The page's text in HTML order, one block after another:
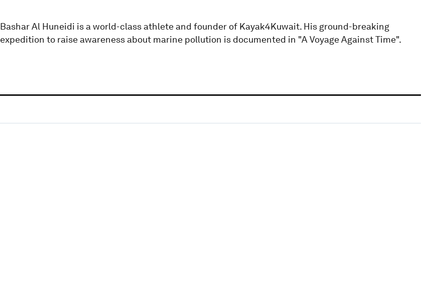
Bashar Al Huneidi is a world-class athlete and founder of Kayak4Kuwait. His ground-breaking
expedition to raise awareness about marine pollution is documented in "A Voyage Against Time".